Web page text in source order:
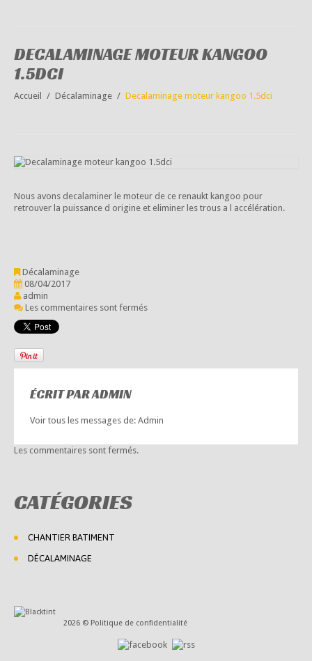
DECALAMINAGE MOTEUR KANGOO
1.5DCI
Accueil Décalaminage Decalaminage moteur kangoo 1.5dci
Nous avons decalaminer le moteur de ce renaukt kangoo pour
retrouver la puissance d origine et eliminer les trous a l accélération.
Décalaminage
08/04/2017
admin
Les commentaires sont fermés
ÉCRIT PARADMIN
Voir tous les messages de: Admin
Les commentaires sont fermés.
CATÉGORIES
CHANTIER BATIMENT
DÉCALAMINAGE
2026 © Politique de confidentialité